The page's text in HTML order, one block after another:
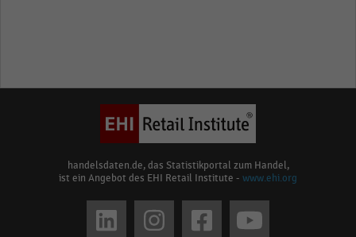
handelsdaten.de, das Statistikportal zum Handel,
ist ein Angebot des EHI Retail Institute - www.ehi.org